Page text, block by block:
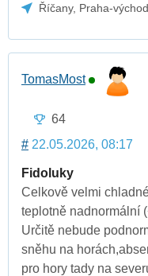
Říčany, Praha-
TomasMost
64
# 22.05.2026, 08:17
Fidoluky
Celkově velmi
teplotně nadnormální
Určitě nebude
sněhu na
pro hory tady na